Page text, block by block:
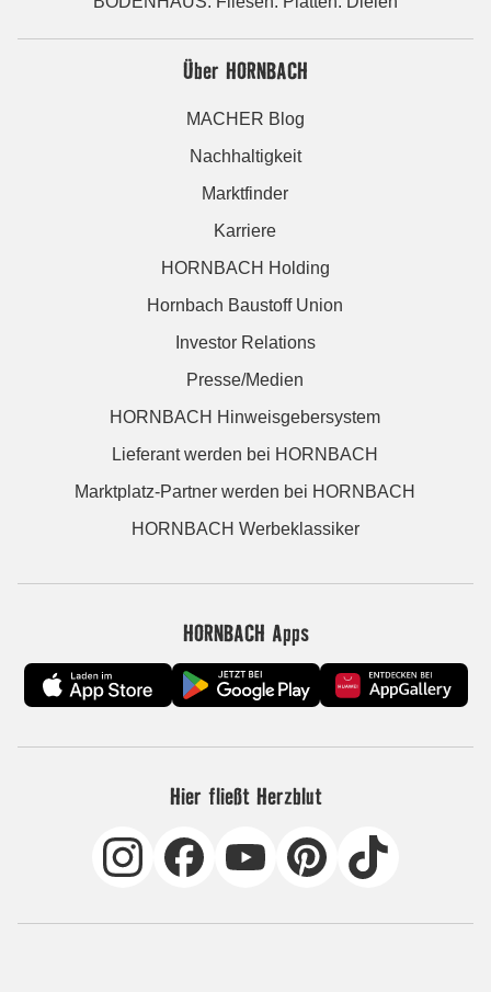
Über HORNBACH
MACHER Blog
Nachhaltigkeit
Marktfinder
Karriere
HORNBACH Holding
Hornbach Baustoff Union
Investor Relations
Presse/Medien
HORNBACH Hinweisgebersystem
Lieferant werden bei HORNBACH
Marktplatz-Partner werden bei HORNBACH
HORNBACH Werbeklassiker
HORNBACH Apps
Hier fließt Herzblut